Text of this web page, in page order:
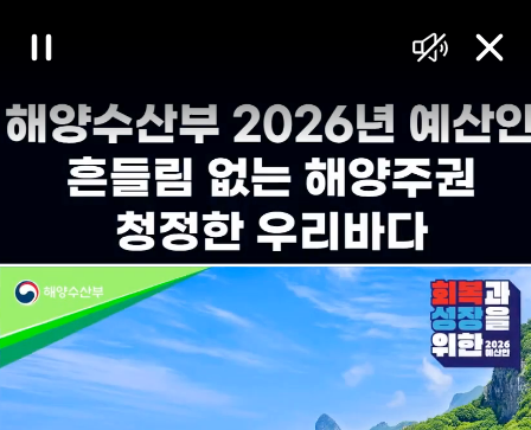
대
한
민
책
브
리
핑
일
시
정
지
음
소
거
닫
기